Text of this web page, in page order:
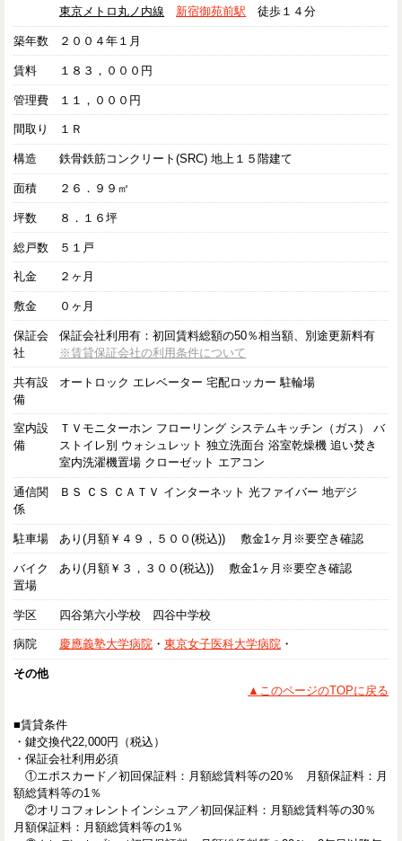
東京メトロ丸ノ内線
新宿御苑前駅 徒歩１４分
築年数 ２００４年１月
賃料 １８３，０００円
管理費 １１，０００円
間取り １Ｒ
構造 鉄骨鉄筋コンクリート(SRC) 地上１５階建て
面積 ２６．９９㎡
坪数 ８．１６坪
総戸数 ５１戸
礼金 ２ヶ月
敷金 ０ヶ月
保証会
社
保証会社利用有：初回賃料総額の50％相当額、別途更新料有
※賃貸保証会社の利用条件について
共有設
備
オートロック エレベーター 宅配ロッカー 駐輪場
室内設
備
ＴＶモニターホン フローリング システムキッチン（ガス） バ
ストイレ別 ウォシュレット 独立洗面台 浴室乾燥機 追い焚き
室内洗濯機置場 クローゼット エアコン
通信関
係
ＢＳ ＣＳ ＣＡＴＶ インターネット 光ファイバー 地デジ
駐車場 あり(月額￥４９，５００(税込)) 敷金1ヶ月※要空き確認
バイク
置場
あり(月額￥３，３００(税込)) 敷金1ヶ月※要空き確認
学区 四谷第六小学校 四谷中学校
病院 慶應義塾大学病院 ・東京女子医科大学病院 ・
その他
▲このページのTOPに戻る
■賃貸条件
・鍵交換代22,000円（税込）
・保証会社利用必須
①エポスカード／初回保証料：月額総賃料等の20％ 月額保証料：月
額総賃料等の1％
②オリコフォレントインシュア／初回保証料：月額総賃料等の30％
月額保証料：月額総賃料等の1％